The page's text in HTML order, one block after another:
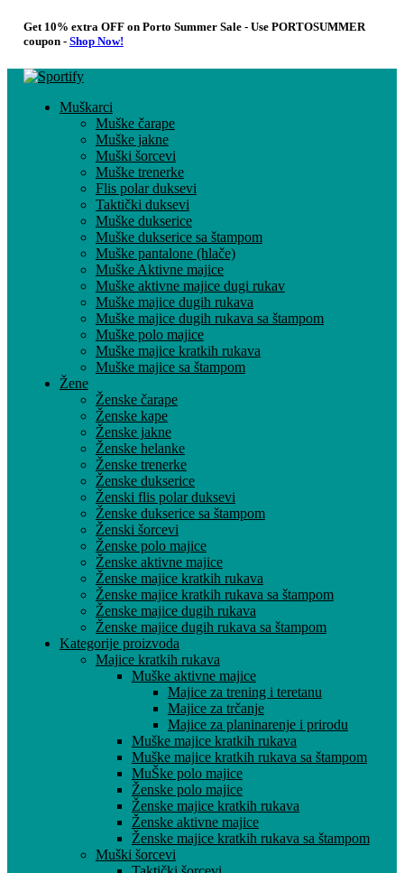
Get 10% extra OFF on Porto Summer Sale - Use PORTOSUMMER
coupon - Shop Now!
Muškarci
Muške čarape
Muške jakne
Muški šorcevi
Muške trenerke
Flis polar duksevi
Taktički duksevi
Muške dukserice
Muške dukserice sa štampom
Muške pantalone (hlače)
Muške Aktivne majice
Muške aktivne majice dugi rukav
Muške majice dugih rukava
Muške majice dugih rukava sa štampom
Muške polo majice
Muške majice kratkih rukava
Muške majice sa štampom
Žene
Ženske čarape
Ženske kape
Ženske jakne
Ženske helanke
Ženske trenerke
Ženske dukserice
Ženski flis polar duksevi
Ženske dukserice sa štampom
Ženski šorcevi
Ženske polo majice
Ženske aktivne majice
Ženske majice kratkih rukava
Ženske majice kratkih rukava sa štampom
Ženske majice dugih rukava
Ženske majice dugih rukava sa štampom
Kategorije proizvoda
Majice kratkih rukava
Muške aktivne majice
Majice za trening i teretanu
Majice za trčanje
Majice za planinarenje i prirodu
Muške majice kratkih rukava
Muške majice kratkih rukava sa štampom
MuŠke polo majice
Ženske polo majice
Ženske majice kratkih rukava
Ženske aktivne majice
Ženske majice kratkih rukava sa štampom
Muški šorcevi